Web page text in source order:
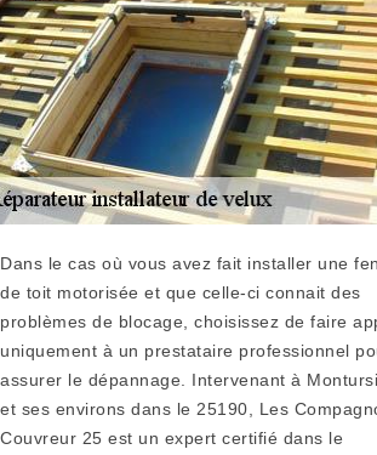
Dans le cas où vous avez fait installer une
de toit motorisée et que celle-ci connait des
problèmes de blocage, choisissez de faire
uniquement à un prestataire professionnel
assurer le dépannage. Intervenant à
et ses environs dans le 25190, Les
Couvreur 25 est un expert certifié dans le